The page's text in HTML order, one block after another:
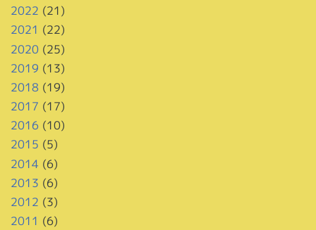
2022 (21)
2021 (22)
2020(25)
2019 (13)
2018 (19)
2017 (17)
2016 (10)
2015 (5)
2014 (6)
2013 (6)
2012 (3)
2011 (6)